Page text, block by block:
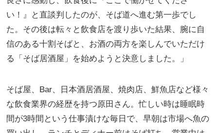
い！』と直談判したのが、そば道へ進む第一歩でし
た。その後は転々と飲食店を渡り歩いた結果、腕に自
信のある十割そばと、お酒の両方を楽しんでいただけ
る「そば居酒屋」を始めようと決意しました。」
そば屋、Bar、日本酒居酒屋、焼肉店、鮮魚店など様々
な飲食業界の経歴を持つ原田さん。忙しい時は睡眠時
間が3時間という仕事漬けな毎日で、早朝は市場へ魚の